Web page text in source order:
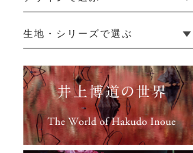
└ ゆったりデザイン
└ 小柄さんにおすすめデザイン
└ 袖付きデザイン
└ メンズ・ユニセックスデザイン
└ 暮らしの黒色特集
生地・シリーズで選ぶ
└ 手紬手織り麻
└ 先染め麻
└ からみ織
└ グレーズリネン
└ 綿麻帆布
└ リネンツイード
└ リネンハンプ
└ ざっくり麻
└ オーガニックの蚊帳
└ かやキノミシリーズ
└ ふちどりシリーズ
└ 花紋シリーズ
└ 小紋シリーズ
└ 華わびシリーズ
└ 波ステッチシリーズ
└ あゆみ鹿シリーズ
└ 森の鹿シリーズ
└ まほろばシリーズ
└ 刺し子渦シリーズ
└ 革の水玉シリーズ
└ 新ビオシリーズ